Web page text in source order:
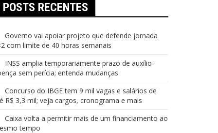
POSTS RECENTES
Governo vai apoiar projeto que defende jornada
com limite de 40 horas semanais
INSS amplia temporariamente prazo de auxílio-
sem perícia; entenda mudanças
Concurso do IBGE tem 9 mil vagas e salários de
R$ 3,3 mil; veja cargos, cronograma e mais
Caixa volta a permitir mais de um financiamento ao
tempo